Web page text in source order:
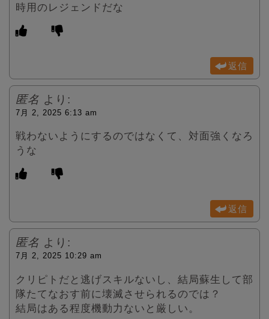
時用のレジェンドだな
返信
匿名 より:
7月 2, 2025 6:13 am
戦わないようにするのではなくて、対面強くなろ
うな
返信
匿名 より:
7月 2, 2025 10:29 am
クリピトだと逃げスキルないし、結局蘇生して部
隊たてなおす前に壊滅させられるのでは？
結局はある程度機動力ないと厳しい。